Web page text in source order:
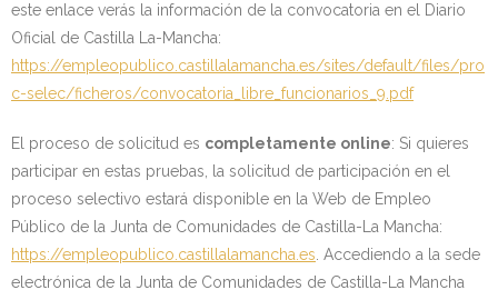
este enlace verás la información de la convocatoria en el Diario
Oficial de Castilla La-Mancha:
https://empleopublico.castillalamancha.es/sites/default/files/pro
c-selec/ficheros/convocatoria_libre_funcionarios_9.pdf
El proceso de solicitud es completamente online: Si quieres
participar en estas pruebas, la solicitud de participación en el
proceso selectivo estará disponible en la Web de Empleo
Público de la Junta de Comunidades de Castilla-La Mancha:
https://empleopublico.castillalamancha.es. Accediendo a la sede
electrónica de la Junta de Comunidades de Castilla-La Mancha